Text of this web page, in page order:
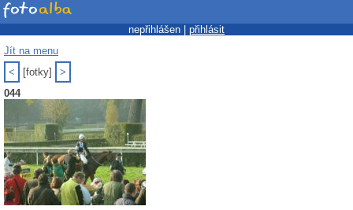
nepřihlášen | přihlásit
Jít na menu
<
[fotky]
>
044